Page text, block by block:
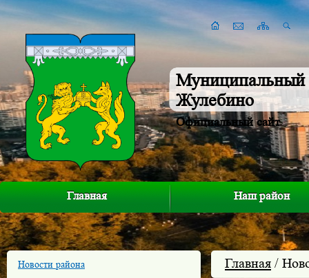
Муниципальный
Жулебино
Официальный сайт
Главная Наш район
Новости района
Главная /